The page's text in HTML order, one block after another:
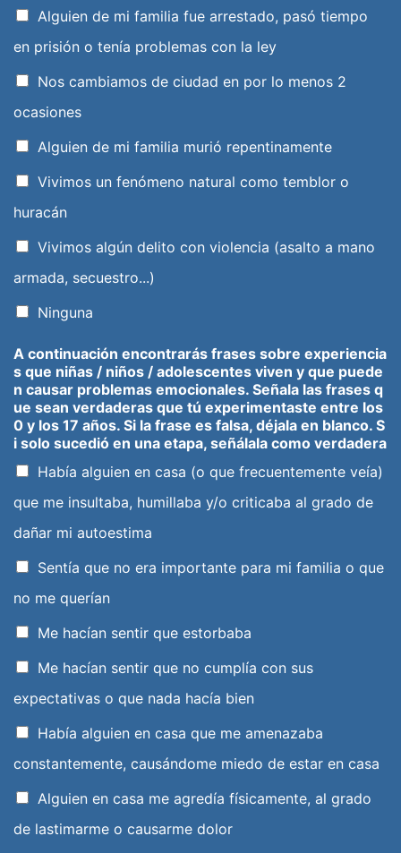
Alguien de mi familia fue arrestado, pasó tiempo
en prisión o tenía problemas con la ley
Nos cambiamos de ciudad en por lo menos 2
ocasiones
Alguien de mi familia murió repentinamente
Vivimos un fenómeno natural como temblor o
huracán
Vivimos algún delito con violencia (asalto a mano
armada, secuestro...)
Ninguna
A continuación encontrarás frases sobre experiencia
s que niñas / niños / adolescentes viven y que puede
n causar problemas emocionales. Señala las frases q
ue sean verdaderas que tú experimentaste entre los
0 y los 17 años. Si la frase es falsa, déjala en blanco. S
i solo sucedió en una etapa, señálala como verdadera
Había alguien en casa (o que frecuentemente veía)
que me insultaba, humillaba y/o criticaba al grado de
dañar mi autoestima
Sentía que no era importante para mi familia o que
no me querían
Me hacían sentir que estorbaba
Me hacían sentir que no cumplía con sus
expectativas o que nada hacía bien
Había alguien en casa que me amenazaba
constantemente, causándome miedo de estar en casa
Alguien en casa me agredía físicamente, al grado
de lastimarme o causarme dolor